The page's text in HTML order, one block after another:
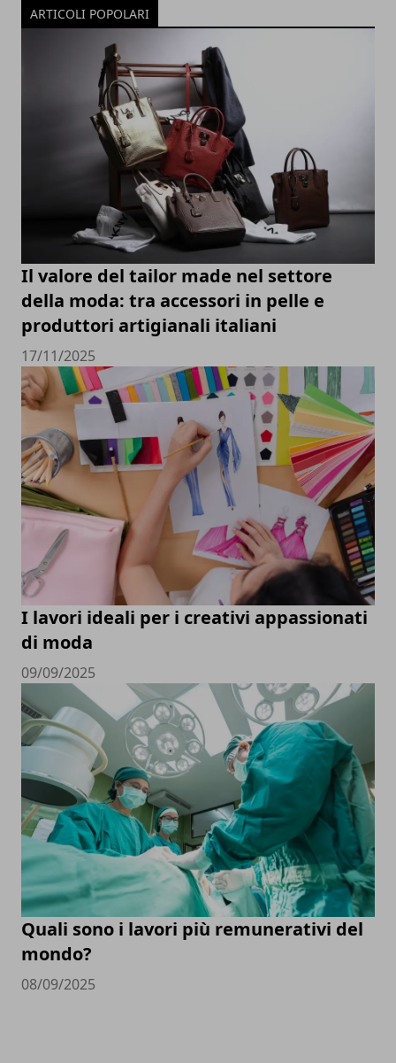
ARTICOLI POPOLARI
Il valore del tailor made nel settore
della moda: tra accessori in pelle e
produttori artigianali italiani
17/11/2025
I lavori ideali per i creativi appassionati
di moda
09/09/2025
Quali sono i lavori più remunerativi del
mondo?
08/09/2025